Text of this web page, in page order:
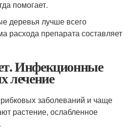
помогает.
деревья лучше всего
расхода препарата составляет
Инфекционные
лечение
заболеваний и чаще
растение, ослабленное